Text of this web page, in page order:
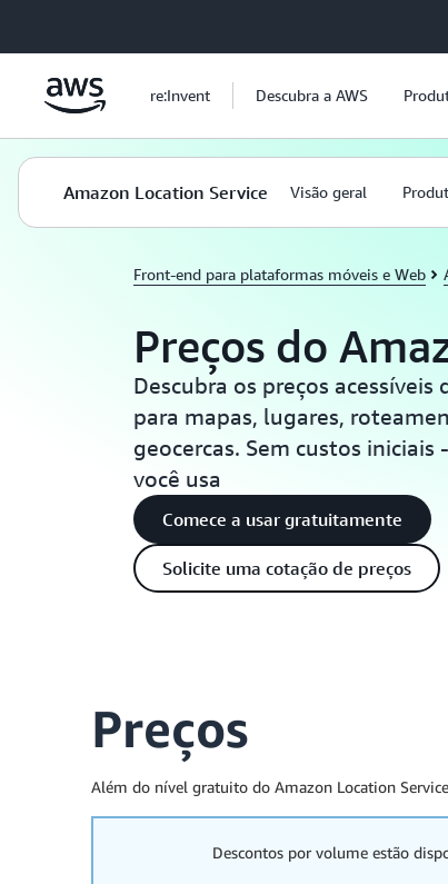
re:Invent Descubra a AWS
Amazon Location Service Visão geral
Front-end para plataformas móveis e Web
Preços do
Descubra os preços
para mapas, lugares,
geocercas. Sem custos
você usa
Comece a usar gratuitamente
Solicite uma cotação de preços
Preços
Além do nível gratuito do Amazon Location
Descontos por volume estão